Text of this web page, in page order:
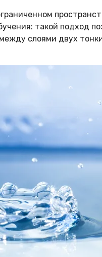
такой подход
слоями двух